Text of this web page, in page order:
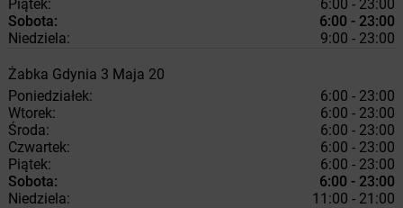
Piątek:
6:00 - 23:00
Sobota:
6:00 - 23:00
Niedziela:
9:00 - 23:00
Żabka Gdynia 3 Maja 20
Poniedziałek:
6:00 - 23:00
Wtorek:
6:00 - 23:00
Środa:
6:00 - 23:00
Czwartek:
6:00 - 23:00
Piątek:
6:00 - 23:00
Sobota:
6:00 - 23:00
Niedziela:
11:00 - 21:00